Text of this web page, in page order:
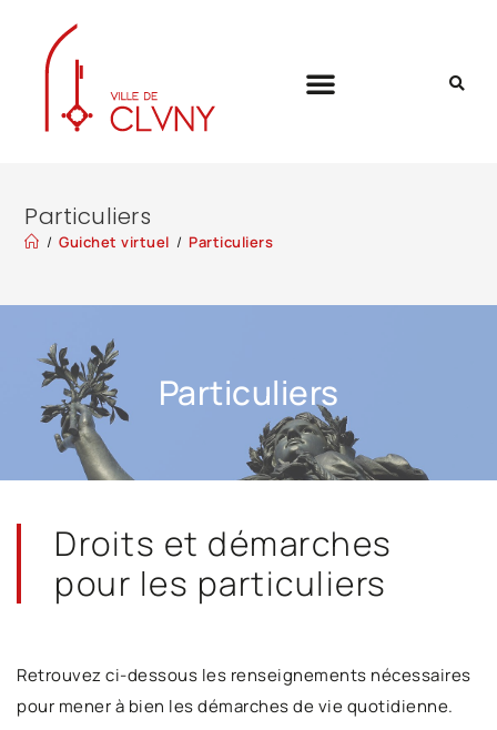
Particuliers
/ Guichet virtuel / Particuliers
Particuliers
Droits et démarches
pour les particuliers
Retrouvez ci-dessous les renseignements nécessaires
pour mener à bien les démarches de vie quotidienne.